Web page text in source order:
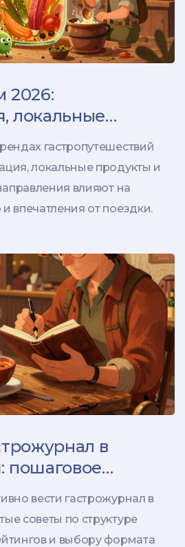
2026:
локальные
waste
гастропутешествий
локальные продукты и
влияют на
впечатления от поездки.
в
пошаговое
заметкам и
вести гастрожурнал в
советы по структуре
и выбору формата